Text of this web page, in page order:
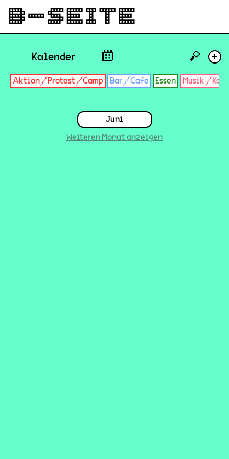
≡
Kalender +
🔎
Aktion/Protest/Camp Bar/Cafe Essen Musik/
Juni
Weiteren Monat anzeigen